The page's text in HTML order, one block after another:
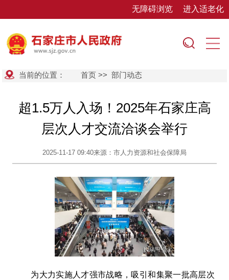
无障碍浏览 进入适老化
当前的位置： 首页 >>部门动态
超1.5万人入场！2025年石家庄高
层次人才交流洽谈会举行
2025-11-17 09:40来源：市人力资源和社会保障局
为大力实施人才强市战略，吸引和集聚一批高层次